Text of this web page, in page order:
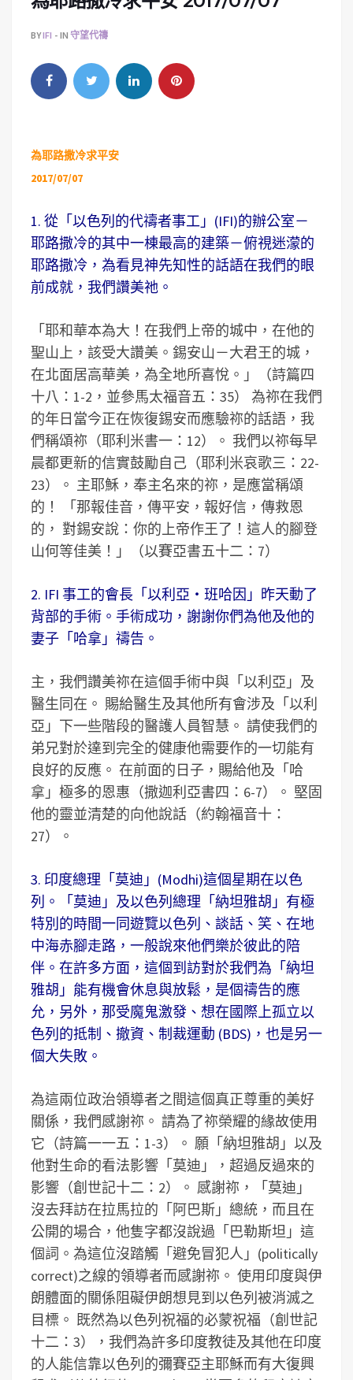
BYIFI IN 守望代禱
為耶路撒冷求平安
2017/07/07
1. 從「以色列的代禱者事工」(IFI)的辦公室－
耶路撒冷的其中一棟最高的建築－俯視迷濛的
耶路撒冷，為看見神先知性的話語在我們的眼
前成就，我們讚美祂。
「耶和華本為大！在我們上帝的城中，在他的
聖山上，該受大讚美。錫安山－大君王的城，
在北面居高華美，為全地所喜悅。」（詩篇四
十八：1-2，並參馬太福音五：35） 為祢在我們
的年日當今正在恢復錫安而應驗祢的話語，我
們稱頌祢（耶利米書一：12）。 我們以祢每早
晨都更新的信實鼓勵自己（耶利米哀歌三：22-
23）。 主耶穌，奉主名來的祢，是應當稱頌
的！ 「那報佳音，傳平安，報好信，傳救恩
的， 對錫安說：你的上帝作王了！這人的腳登
山何等佳美！」（以賽亞書五十二：7）
2. IFI 事工的會長「以利亞‧班哈因」昨天動了
背部的手術。手術成功，謝謝你們為他及他的
妻子「哈拿」禱告。
主，我們讚美祢在這個手術中與「以利亞」及
醫生同在。 賜給醫生及其他所有會涉及「以利
亞」下一些階段的醫護人員智慧。 請使我們的
弟兄對於達到完全的健康他需要作的一切能有
良好的反應。 在前面的日子，賜給他及「哈
拿」極多的恩惠（撒迦利亞書四：6-7）。 堅固
他的靈並清楚的向他說話（約翰福音十：
27）。
3. 印度總理「莫迪」(Modhi)這個星期在以色
列。「莫迪」及以色列總理「納坦雅胡」有極
特別的時間一同遊覽以色列、談話、笑、在地
中海赤腳走路，一般說來他們樂於彼此的陪
伴。在許多方面，這個到訪對於我們為「納坦
雅胡」能有機會休息與放鬆，是個禱告的應
允，另外，那受魔鬼激發、想在國際上孤立以
色列的抵制、撤資、制裁運動 (BDS)，也是另一
個大失敗。
為這兩位政治領導者之間這個真正尊重的美好
關係，我們感謝祢。 請為了祢榮耀的緣故使用
它（詩篇一一五：1-3）。 願「納坦雅胡」以及
他對生命的看法影響「莫迪」，超過反過來的
影響（創世記十二：2）。 感謝祢，「莫迪」
沒去拜訪在拉馬拉的「阿巴斯」總統，而且在
公開的場合，他隻字都沒說過「巴勒斯坦」這
個詞。為這位沒踏觸「避免冒犯人」(politically
correct)之線的領導者而感謝祢。 使用印度與伊
朗體面的關係阻礙伊朗想見到以色列被消滅之
目標。 既然為以色列祝福的必蒙祝福（創世記
十二：3），我們為許多印度教徒及其他在印度
的人能信靠以色列的彌賽亞主耶穌而有大復興